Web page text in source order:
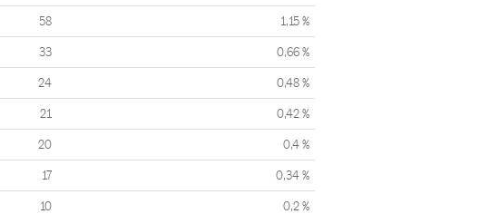
58 1,15 %
33 0,66 %
24 0,48 %
21 0,42 %
20 0,4 %
17 0,34 %
10 0,2 %